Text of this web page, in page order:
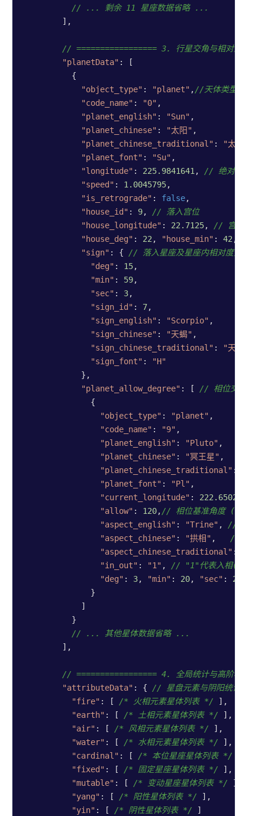
// ... 剩余 11 星座数据省略 ...
        ],
// ================= 3. 行星交角与相对坐标
"planetData" : [
          {
"object_type" : "planet" ,//天体类型，
"code_name" : "0" ,
"planet_english" : "Sun" ,
"planet_chinese" : "太阳" ,
"planet_chinese_traditional" : "太阳"
"planet_font" : "Su" ,
"longitude" : 225.9841641, // 绝对经度
"speed" : 1.0045795,
"is_retrograde" : false,
"house_id" : 9, // 落入宫位
"house_longitude" : 22.7125, // 宫内相对
"house_deg" : 22, "house_min" : 42,
"sign" : { // 落入星座及星座内相对度分秒
"deg" : 15,
"min" : 59,
"sec" : 3,
"sign_id" : 7,
"sign_english" : "Scorpio" ,
"sign_chinese" : "天蝎" ,
"sign_chinese_traditional" : "天蠍"
"sign_font" :
"H"
            },
"planet_allow_degree" : [ // 相位交角列表
              {
"object_type" : "planet" ,
"code_name" : "9" ,
"planet_english" : "Pluto" ,
"planet_chinese" : "冥王星" ,
"planet_chinese_traditional" :
"planet_font" : "Pl" ,
"current_longitude" : 222.650268
"allow" : 120,// 相位基准角度 (0/30/
"aspect_english" : "Trine" , //相位英
"aspect_chinese" : "拱相" , //相位中
"aspect_chinese_traditional" :
"in_out" : "1" , // "1"代表入相(能量
"deg" : 3, "min" : 20, "sec" : 2
              }
            ]
          }
// ... 其他星体数据省略 ...
        ],
// ================= 4. 全局统计与高阶格局
"attributeData" : { // 星盘元素与阴阳统计(按属
"fire" : [ /* 火相元素星体列表 */ ],
"earth" : [ /* 土相元素星体列表 */ ],
"air" : [ /* 风相元素星体列表 */ ],
"water" : [ /* 水相元素星体列表 */ ],
"cardinal" : [ /* 本位星座星体列表 */
"fixed" : [ /* 固定星座星体列表 */ ],
"mutable" : [ /* 变动星座星体列表 */ ],
"yang" : [ /* 阳性星体列表 */ ],
"yin" : [ /* 阴性星体列表 */ ]